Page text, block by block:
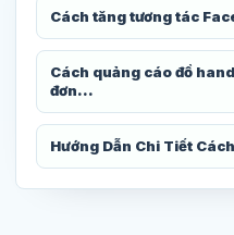
Cách tăng tương tác
Cách quảng cáo đồ
đơn...
Hướng Dẫn Chi Tiết